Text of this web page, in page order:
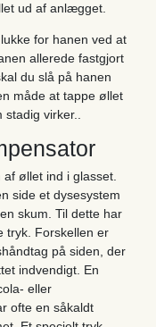
ud af anlægget.
for hanen ved at
allerede fastgjort
du slå på hanen
måde at tappe øllet
virker..
øllet ind i glasset.
side et dysesystem
skum. Til dette har
tryk. Forskellen er
på siden, der
indvendigt. En
eller
ofte en såkaldt